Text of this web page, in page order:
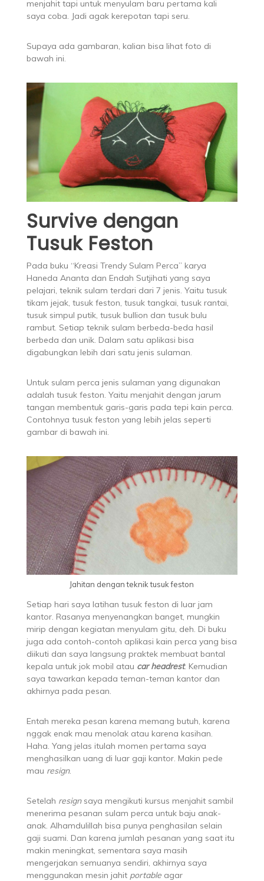
menjahit tapi untuk menyulam baru pertama kali
saya coba. Jadi agak kerepotan tapi seru.
Supaya ada gambaran, kalian bisa lihat foto di
bawah ini.
Survive dengan
Tusuk Feston
Pada buku “Kreasi Trendy Sulam Perca” karya
Haneda Ananta dan Endah Sutjihati yang saya
pelajari, teknik sulam terdari dari 7 jenis. Yaitu tusuk
tikam jejak, tusuk feston, tusuk tangkai, tusuk rantai,
tusuk simpul putik, tusuk bullion dan tusuk bulu
rambut. Setiap teknik sulam berbeda-beda hasil
berbeda dan unik. Dalam satu aplikasi bisa
digabungkan lebih dari satu jenis sulaman.
Untuk sulam perca jenis sulaman yang digunakan
adalah tusuk feston. Yaitu menjahit dengan jarum
tangan membentuk garis-garis pada tepi kain perca.
Contohnya tusuk feston yang lebih jelas seperti
gambar di bawah ini.
Jahitan dengan teknik tusuk feston
Setiap hari saya latihan tusuk feston di luar jam
kantor. Rasanya menyenangkan banget, mungkin
mirip dengan kegiatan menyulam gitu, deh. Di buku
juga ada contoh-contoh aplikasi kain perca yang bisa
diikuti dan saya langsung praktek membuat bantal
kepala untuk jok mobil atau car headrest. Kemudian
saya tawarkan kepada teman-teman kantor dan
akhirnya pada pesan.
Entah mereka pesan karena memang butuh, karena
nggak enak mau menolak atau karena kasihan.
Haha. Yang jelas itulah momen pertama saya
menghasilkan uang di luar gaji kantor. Makin pede
mau resign.
Setelah resignsaya mengikuti kursus menjahit sambil
menerima pesanan sulam perca untuk baju anak-
anak. Alhamdulillah bisa punya penghasilan selain
gaji suami. Dan karena jumlah pesanan yang saat itu
makin meningkat, sementara saya masih
mengerjakan semuanya sendiri, akhirnya saya
menggunakan mesin jahit portableagar